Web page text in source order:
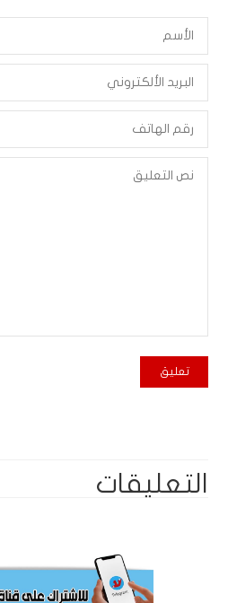
التعليقات